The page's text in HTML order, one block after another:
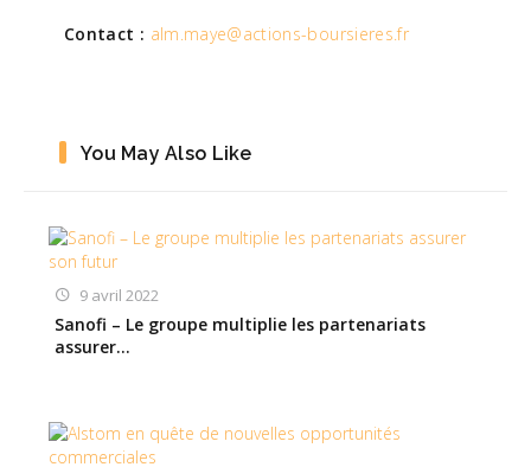
Contact : alm.maye@actions-boursieres.fr
You May Also Like
9 avril 2022
Sanofi – Le groupe multiplie les partenariats
assurer…